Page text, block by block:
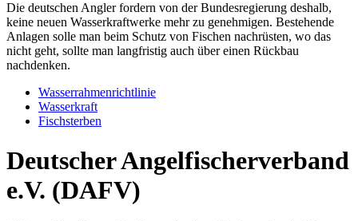
Die deutschen Angler fordern von der Bundesregierung deshalb,
keine neuen Wasserkraftwerke mehr zu genehmigen. Bestehende
Anlagen solle man beim Schutz von Fischen nachrüsten, wo das
nicht geht, sollte man langfristig auch über einen Rückbau
nachdenken.
Wasserrahmenrichtlinie
Wasserkraft
Fischsterben
Deutscher Angelfischerverband
e.V. (DAFV)